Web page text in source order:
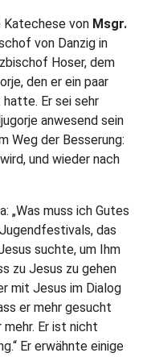
von Msgr.
von Danzig in
Hoser, dem
den er ein paar
Er sei sehr
anwesend sein
Weg der Besserung:
und wieder nach
„Was muss ich Gutes
das
suchte, um Ihm
zu Jesus zu gehen
mit Jesus im Dialog
er mehr gesucht
Er ist nicht
Er erwähnte einige